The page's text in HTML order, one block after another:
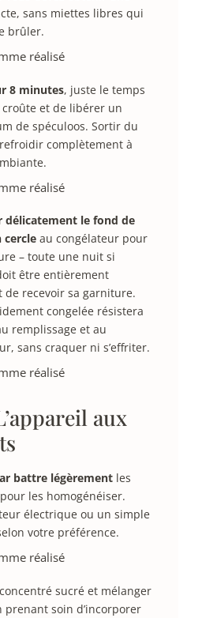
sans miettes libres qui
brûler.
réalisé
8 minutes, juste le temps
et de libérer un
de spéculoos. Sortir du
complètement à
réalisé
délicatement le fond de
cercle au congélateur pour
– toute une nuit si
être entièrement
de recevoir sa garniture.
congelée résistera
remplissage et au
sans craquer ni s’effriter.
réalisé
aux
battre légèrement les
les homogénéiser.
électrique ou un simple
votre préférence.
réalisé
sucré et mélanger
prenant soin d’incorporer